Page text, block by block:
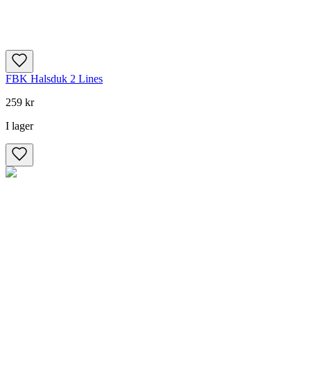
FBK Halsduk 2 Lines
259 kr
I lager